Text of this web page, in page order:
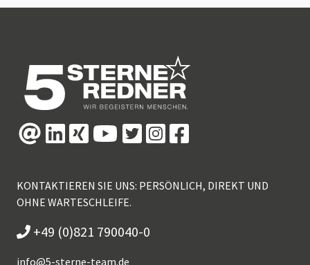
KONTAKTIEREN SIE UNS: PERSÖNLICH, DIREKT UND
OHNE WARTESCHLEIFE.
+49 (0)821 790040-0
info@5-sterne-team.de